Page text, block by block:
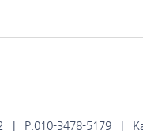
| P.010-3478-5179 |